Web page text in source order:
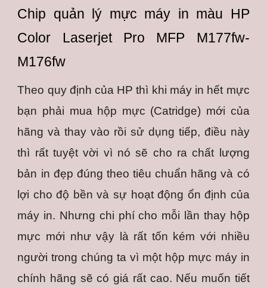
Chip quản lý mực máy in màu HP
Color Laserjet Pro MFP M177fw-
M176fw
Theo quy định của HP thì khi máy in hết mực
bạn phải mua hộp mực (Catridge) mới của
hãng và thay vào rồi sử dụng tiếp, điều này
thì rất tuyệt vời vì nó sẽ cho ra chất lượng
bản in đẹp đúng theo tiêu chuẩn hãng và có
lợi cho độ bền và sự hoạt động ổn định của
máy in. Nhưng chi phí cho mỗi lần thay hộp
mực mới như vậy là rất tốn kém với nhiều
người trong chúng ta vì một hộp mực máy in
chính hãng sẽ có giá rất cao. Nếu muốn tiết